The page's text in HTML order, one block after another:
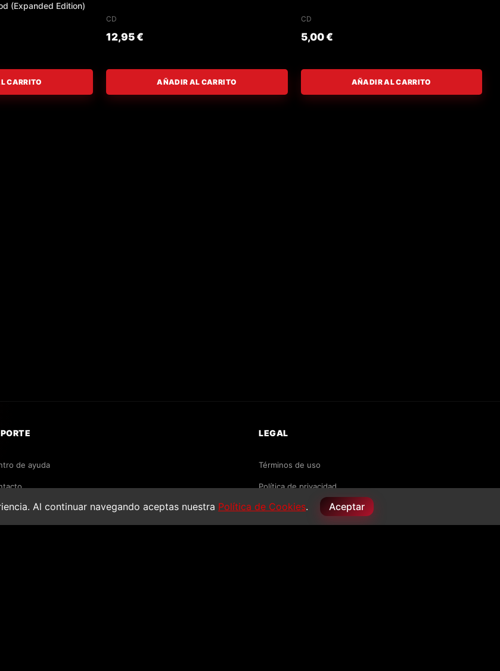
(Expanded Edition)
CARRITO
CD
12,95€
AÑADIR AL CARRITO
CD
5,00€
AÑADIR AL CARRITO
de ayuda
y devoluciones
LEGAL
Términos de uso
Política de privacidad
Política de cookies
Al continuar navegando aceptas nuestra Política de Cookies.
Aceptar